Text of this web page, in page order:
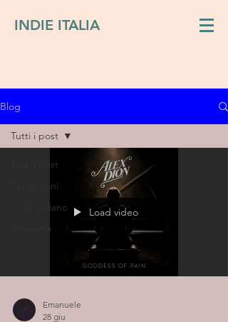
INDIE ITALIA
Blog
Tutti i post
Recensioni
Indie italiano
Interviste
Tutti i post
Load video
Emanuele
28 giu